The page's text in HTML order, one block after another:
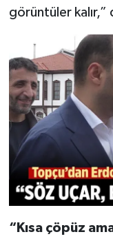
görüntüler kalır,”
“Kısa çöpüz